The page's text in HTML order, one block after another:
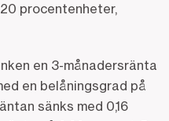
procentenheter,
en 3-månadersränta
en belåningsgrad på
sänks med 0,16